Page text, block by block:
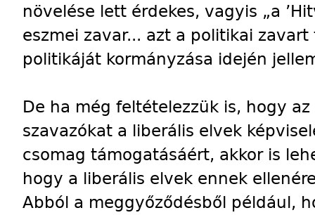
növelése lett érdekes, vagyis „a
eszmei zavar... azt a politikai zavart
politikáját kormányzása idején
De ha még feltételezzük is, hogy
szavazókat a liberális elvek
csomag támogatásáért, akkor is
hogy a liberális elvek ennek
Abból a meggyőződésből például,